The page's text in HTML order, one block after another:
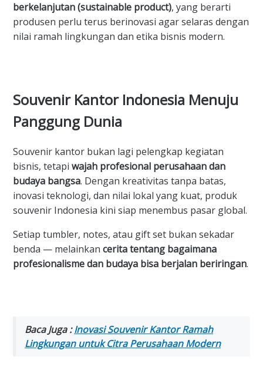
berkelanjutan (sustainable product), yang berarti
produsen perlu terus berinovasi agar selaras dengan
nilai ramah lingkungan dan etika bisnis modern.
Souvenir Kantor Indonesia Menuju
Panggung Dunia
Souvenir kantor bukan lagi pelengkap kegiatan
bisnis, tetapi wajah profesional perusahaan dan
budaya bangsa. Dengan kreativitas tanpa batas,
inovasi teknologi, dan nilai lokal yang kuat, produk
souvenir Indonesia kini siap menembus pasar global.
Setiap tumbler, notes, atau gift set bukan sekadar
benda — melainkan cerita tentang bagaimana
profesionalisme dan budaya bisa berjalan beriringan.
Baca Juga :Inovasi Souvenir Kantor Ramah
Lingkungan untuk Citra Perusahaan Modern